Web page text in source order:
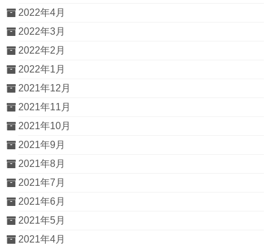
2022年4月
2022年3月
2022年2月
2022年1月
2021年12月
2021年11月
2021年10月
2021年9月
2021年8月
2021年7月
2021年6月
2021年5月
2021年4月